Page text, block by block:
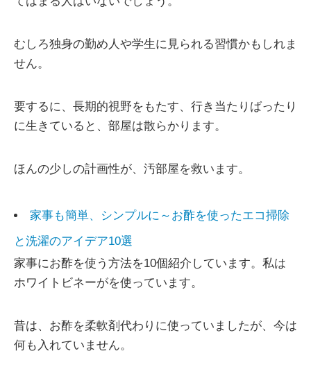
むしろ独身の勤め人や学生に見られる習慣かもしれま
せん。
要するに、長期的視野をもたす、行き当たりばったり
に生きていると、部屋は散らかります。
ほんの少しの計画性が、汚部屋を救います。
家事も簡単、シンプルに～お酢を使ったエコ掃除
と洗濯のアイデア10選
家事にお酢を使う方法を10個紹介しています。私は
ホワイトビネーがを使っています。
昔は、お酢を柔軟剤代わりに使っていましたが、今は
何も入れていません。